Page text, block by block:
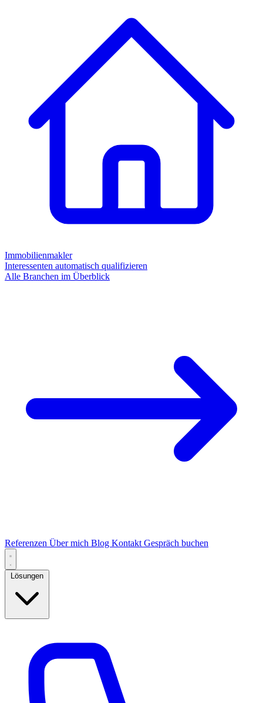
Immobilienmakler
Interessenten automatisch qualifizieren
Alle Branchen im Überblick
Referenzen Über mich Blog Kontakt Gespräch buchen